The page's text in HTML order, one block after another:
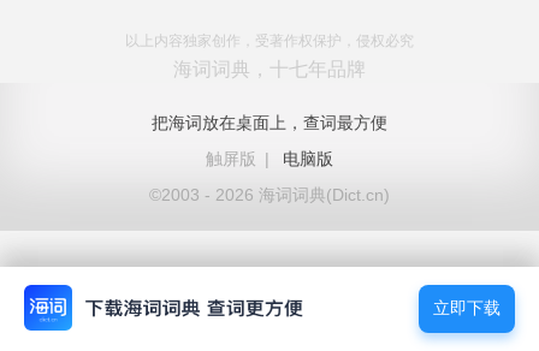
以上内容独家创作，受著作权保护，侵权必究
海词词典，十七年品牌
把海词放在桌面上，查词最方便
触屏版
|
电脑版
©2003 - 2026 海词词典(Dict.cn)
立即下载
立即下载